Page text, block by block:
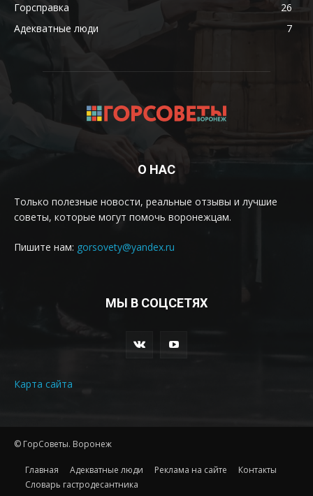
Горсправка
26
Адекватные люди
7
О НАС
Только полезные новости, реальные отзывы и лучшие
советы, которые могут помочь воронежцам.
Пишите нам: gorsovety@yandex.ru
МЫ В СОЦСЕТЯХ
Карта сайта
© ГорСоветы. Воронеж
Главная Адекватные люди Реклама на сайте
Контакты
Словарь гастродесантника